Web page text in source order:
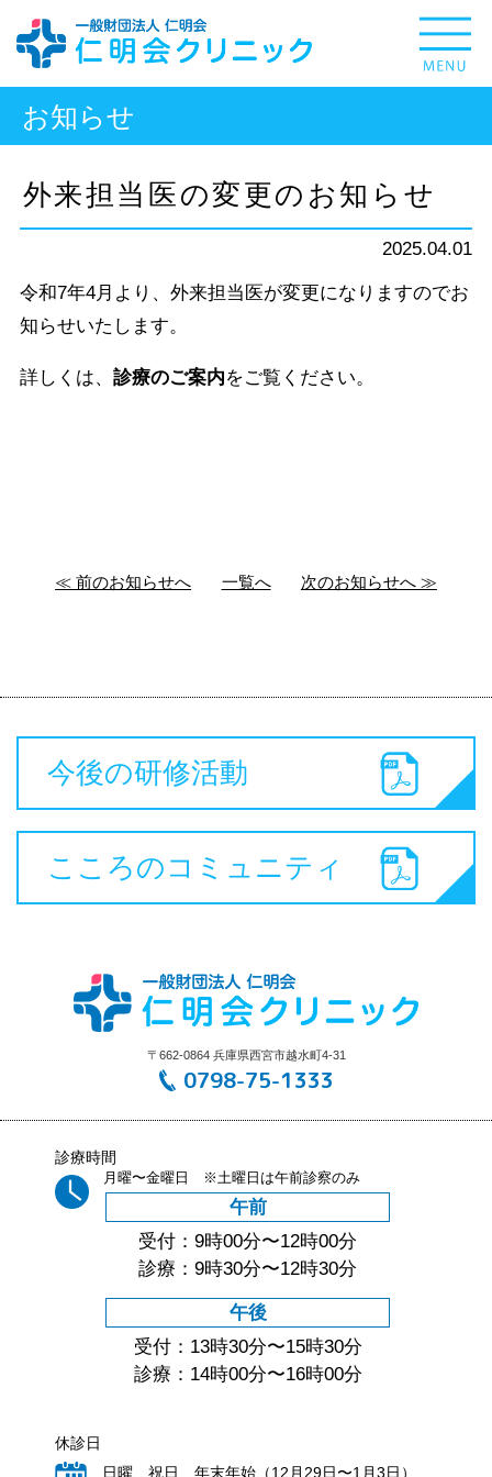
外来担当医の変更のお知らせ
2025.04.01
令和7年4月より、外来担当医が変更になりますのでお
知らせいたします。
詳しくは、 診療のご案内をご覧ください。
≪ 前のお知らせへ 一覧へ 次のお知らせへ ≫
お知らせ
今後の研修活動
こころのコミュニティ
〒662-0864 兵庫県西宮市越水町4-31
0798-75-1333
診療時間
月曜〜金曜日 ※土曜日は午前診察のみ
午前
受付：9時00分〜12時00分
診療：9時30分〜12時30分
午後
受付：13時30分〜15時30分
診療：14時00分〜16時00分
休診日
日曜、祝日 年末年始（12月29日〜1月3日）